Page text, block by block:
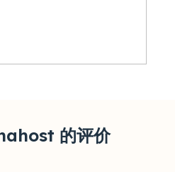
的评价